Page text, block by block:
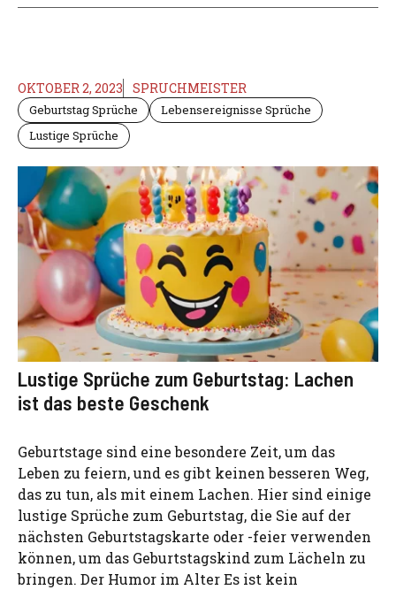
OKTOBER 2, 2023 SPRUCHMEISTER
Geburtstag Sprüche
Lebensereignisse Sprüche
Lustige Sprüche
Lustige Sprüche zum Geburtstag: Lachen
ist das beste Geschenk
Geburtstage sind eine besondere Zeit, um das
Leben zu feiern, und es gibt keinen besseren Weg,
das zu tun, als mit einem Lachen. Hier sind einige
lustige Sprüche zum Geburtstag, die Sie auf der
nächsten Geburtstagskarte oder -feier verwenden
können, um das Geburtstagskind zum Lächeln zu
bringen. Der Humor im Alter Es ist kein